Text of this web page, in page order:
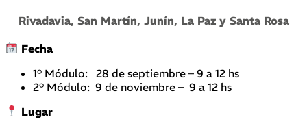
Rivadavia, San Martín, Junín, La Paz y Santa Rosa
Fecha
1° Módulo: 28 de septiembre – 9 a 12 hs
2° Módulo: 9 de noviembre – 9 a 12 hs
Lugar